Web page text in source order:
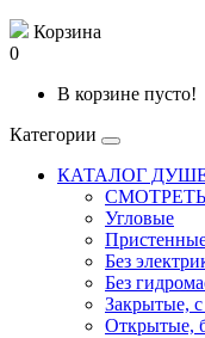
Корзина
0
В корзине пусто!
Категории
КАТАЛОГ
Угловые
Без
Без
Закрытые,
Открытые,